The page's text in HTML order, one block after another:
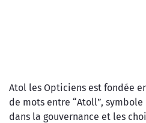
Atol les Opticiens est fondée
de mots entre “Atoll”,
dans la gouvernance et les